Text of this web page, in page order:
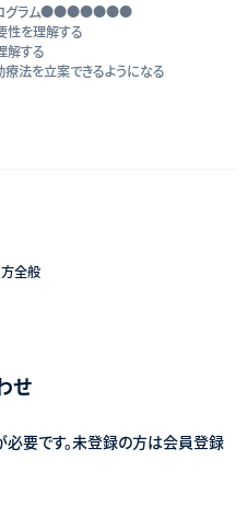
ログラム●●●●●●●
性を理解する
解する
法を立案できるようになる
全般
せ
必要です。未登録の方は会員登録